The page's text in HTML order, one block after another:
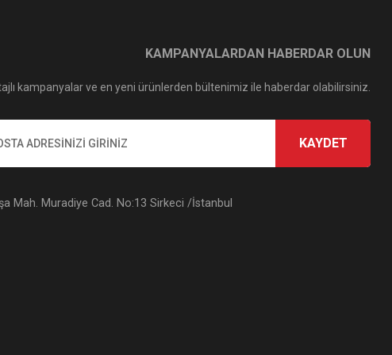
KAMPANYALARDAN HABERDAR OLUN
kampanyalar ve en yeni ürünlerden bültenimiz ile haberdar olabilirsiniz.
KAYDET
Mah. Muradiye Cad. No:13 Sirkeci /İstanbul